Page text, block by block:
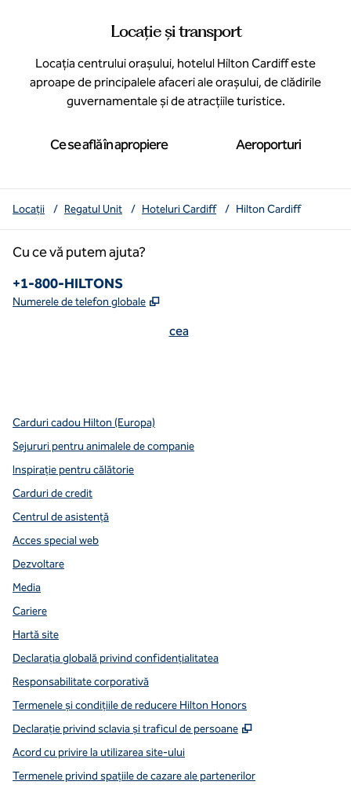
Locație și transport
Locația centrului orașului, hotelul Hilton Cardiff este
aproape de principalele afaceri ale orașului, de clădirile
guvernamentale și de atracțiile turistice.
Ce se află în apropiere Aeroporturi
Locații / Regatul Unit / Hoteluri Cardiff / Hilton Cardiff
Cu ce vă putem ajuta?
Numărul de telefon:
+1-800-HILTONS
Numerele de telefon globale ,
cea
Carduri cadou Hilton (Europa)
Sejururi pentru animalele de companie
Inspirație pentru călătorie
Carduri de credit
Centrul de asistență
Acces special web
Dezvoltare
Media
Cariere
Hartă site
Declarația globală privind confidenţialitatea
Responsabilitate corporativă
Termenele și condițiile de reducere Hilton Honors
Declarație privind sclavia și traficul de persoane
,
Acord cu privire la utilizarea site-ului
Termenele privind spațiile de cazare ale partenerilor